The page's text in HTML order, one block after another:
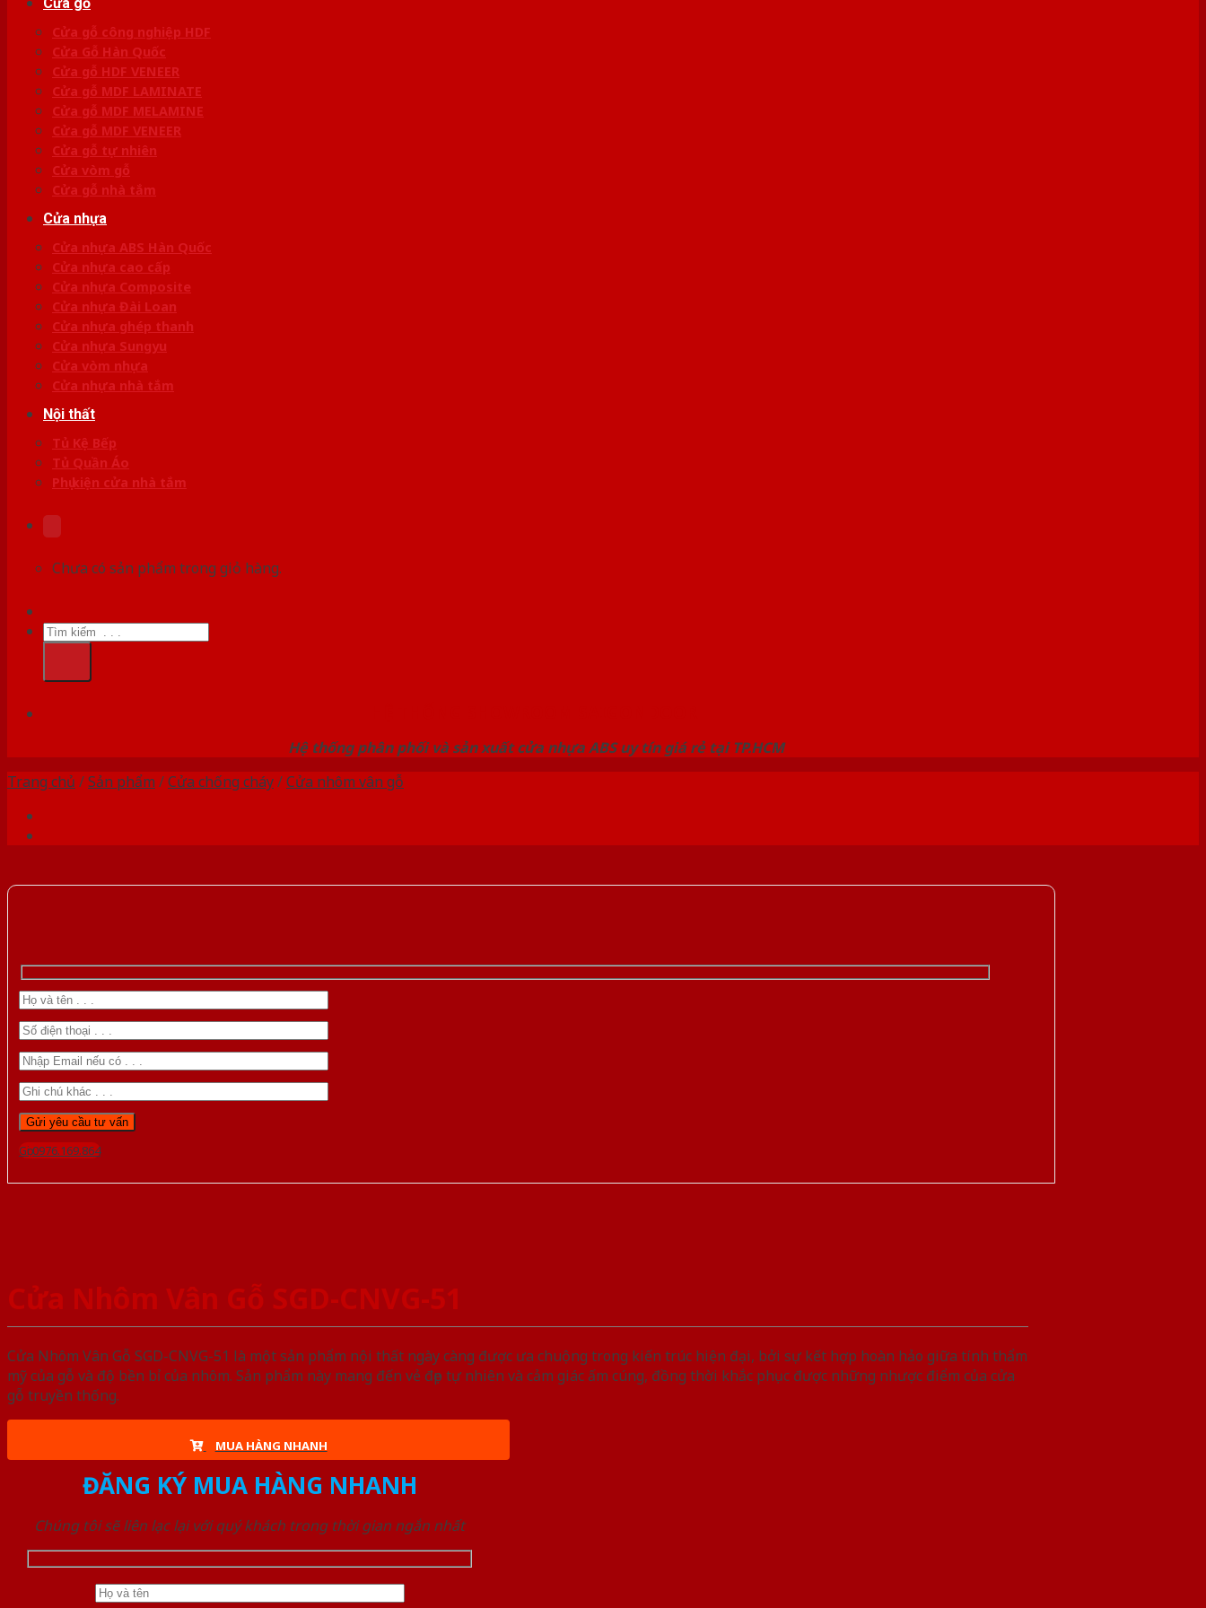
Cửa gỗ công nghiệp HDF
Cửa Gỗ Hàn Quốc
Cửa gỗ HDF VENEER
Cửa gỗ MDF LAMINATE
Cửa gỗ MDF MELAMINE
Cửa gỗ MDF VENEER
Cửa gỗ tự nhiên
Cửa vòm gỗ
Cửa gỗ nhà tắm
Cửa nhựa
Cửa nhựa ABS Hàn Quốc
Cửa nhựa cao cấp
Cửa nhựa Composite
Cửa nhựa Đài Loan
Cửa nhựa ghép thanh
Cửa nhựa Sungyu
Cửa vòm nhựa
Cửa nhựa nhà tắm
Nội thất
Tủ Kệ Bếp
Tủ Quần Áo
Phụ kiện cửa nhà tắm
Chưa có sản phẩm trong giỏ hàng.
Tìm
kiếm:
Hệ thống phân phối và sản xuất cửa nhựa ABS uy tín giá rẻ tại TP.HCM
Trang chủ /Sản phẩm /Cửa chống cháy/Cửa nhôm vân gỗ
Gọi 0976.169.864
Cửa Nhôm Vân Gỗ SGD-CNVG-51
Cửa Nhôm Vân Gỗ SGD-CNVG-51 là một sản phẩm nội thất ngày càng được ưa chuộng trong kiến trúc hiện đại, bởi sự kết hợp hoàn hảo giữa tính thẩm
mỹ của gỗ và độ bền bỉ của nhôm. Sản phẩm này mang đến vẻ đẹp tự nhiên và cảm giác ấm cúng, đồng thời khắc phục được những nhược điểm của cửa
gỗ truyền thống.
MUA HÀNG NHANH
ĐĂNG KÝ MUA HÀNG NHANH
Chúng tôi sẽ liên lạc lại với quý khách trong thời gian ngắn nhất